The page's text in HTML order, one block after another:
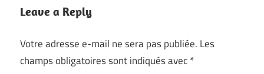
Leave a Reply
Votre adresse e-mail ne sera pas publiée. Les
champs obligatoires sont indiqués avec*